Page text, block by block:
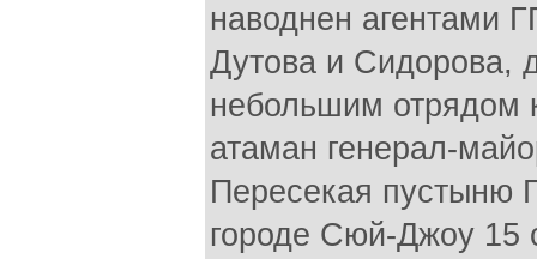
наводнен агентами
Дутова и Сидорова,
небольшим отрядом
атаман генерал-
Пересекая пустыню
городе Сюй-Джоу 15